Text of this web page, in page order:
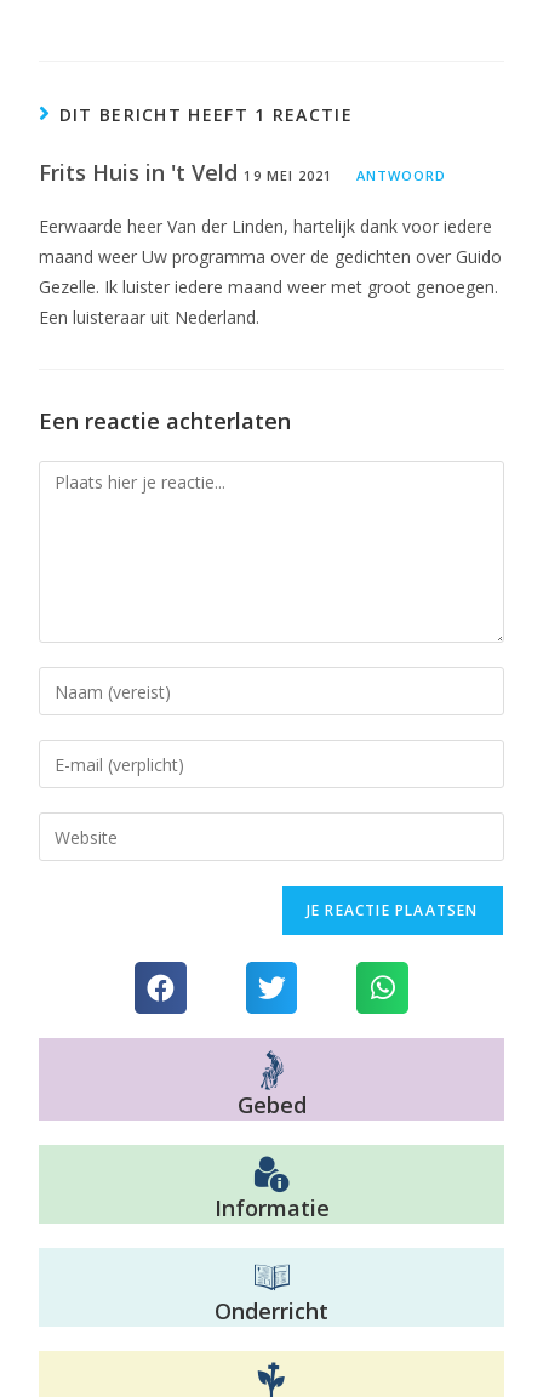
DIT BERICHT HEEFT 1 REACTIE
Frits Huis in 't Veld 19 MEI 2021 ANTWOORD
Eerwaarde heer Van der Linden, hartelijk dank voor iedere
maand weer Uw programma over de gedichten over Guido
Gezelle. Ik luister iedere maand weer met groot genoegen.
Een luisteraar uit Nederland.
Een reactie achterlaten
Gebed
Informatie
Onderricht